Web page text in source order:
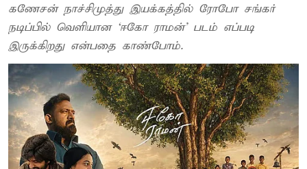
கணேசன் நாச்சிமுத்து இயக்கத்தில் ரோபோ சங்கர்
நடிப்பில் வெளியான ‘ஈகோ ராமன்’ படம் எப்படி
இருக்கிறது என்பதை காண்போம்.